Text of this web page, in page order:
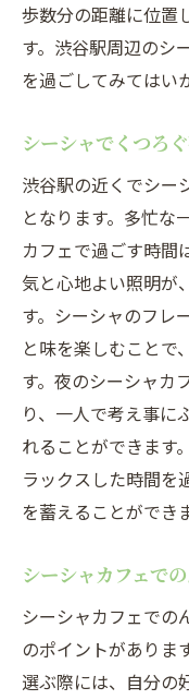
歩数分の距離に位置
す。渋谷駅周辺のシ
を過ごしてみてはい
シーシャでくつろ
渋谷駅の近くでシー
となります。多忙な
カフェで過ごす時間
気と心地よい照明が
す。シーシャのフレ
と味を楽しむことで
す。夜のシーシャカ
り、一人で考え事に
れることができます
ラックスした時間を
を蓄えることができ
シーシャカフェで
シーシャカフェでの
のポイントがありま
選ぶ際には、自分の